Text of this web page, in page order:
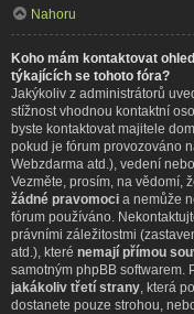
Nahoru
Koho mám kontaktovat
týkajících se tohoto fóra?
Jakýkoliv z administrátorů
stížnost vhodnou kontaktní
byste kontaktovat majitele
pokud je fórum provozováno
Webzdarma atd.), vedení
Vezměte, prosím, na vědomí,
žádné pravomoci a nemůže
fórum používáno.
právními záležitostmi
atd.), které nemají přímou
samotným phpBB softwarem.
jakákoliv třetí strany , která
dostanete pouze strohou,